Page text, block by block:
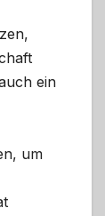
ein
um